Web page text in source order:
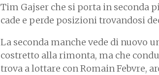
Tim Gajser che si porta in seconda
cade e perde posizioni trovandosi
La seconda manche vede di nuovo
costretto alla rimonta, ma che
trova a lottare con Romain Febvre,